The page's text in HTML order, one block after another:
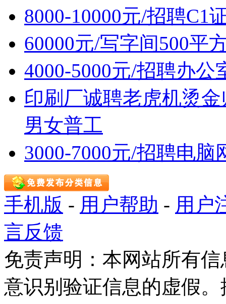
8000-10000元/招聘C1
60000元/写字间500平
4000-5000元/招聘办公
印刷厂诚聘老虎机烫
男女普工
3000-7000元/招聘电脑
手机版 - 用户帮助 - 用户
言反馈
免责声明：本网站所有
意识别验证信息的虚假